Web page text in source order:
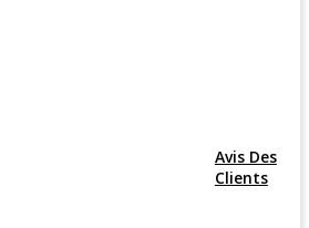
Avis Des
Clients